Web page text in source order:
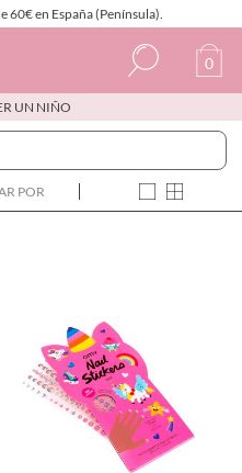
60€ en España (Península).
0
UN NIÑO
POR